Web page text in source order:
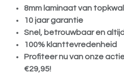
8mm laminaat van
10 jaar garantie
Snel, betrouwbaar en
100% klanttevredenheid
Profiteer nu van onze
€29,95!